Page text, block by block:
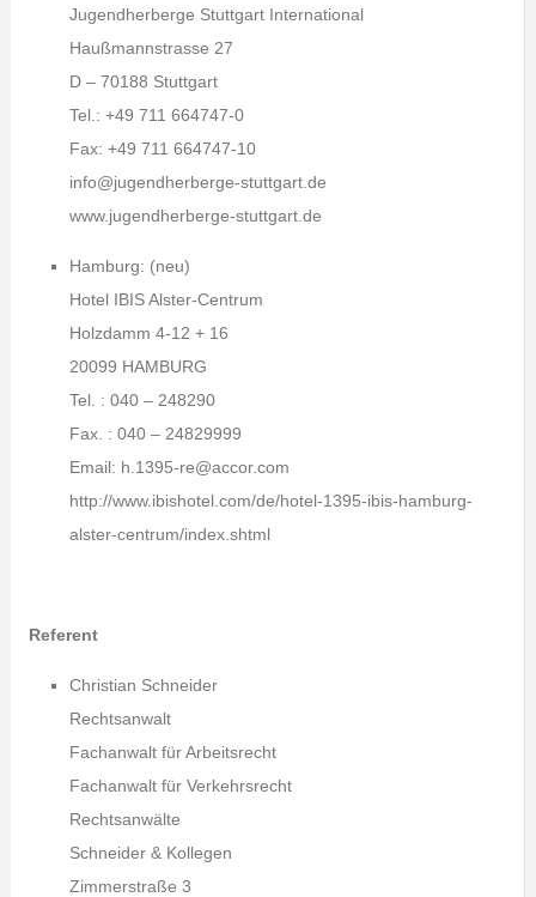
Jugendherberge Stuttgart International
Haußmannstrasse 27
D – 70188 Stuttgart
Tel.: +49 711 664747-0
Fax: +49 711 664747-10
info@jugendherberge-stuttgart.de
www.jugendherberge-stuttgart.de
Hamburg: (neu)
Hotel IBIS Alster-Centrum
Holzdamm 4-12 + 16
20099 HAMBURG
Tel. : 040 – 248290
Fax. : 040 – 24829999
Email: h.1395-re@accor.com
http://www.ibishotel.com/de/hotel-1395-ibis-hamburg-
alster-centrum/index.shtml
Referent
Christian Schneider
Rechtsanwalt
Fachanwalt für Arbeitsrecht
Fachanwalt für Verkehrsrecht
Rechtsanwälte
Schneider & Kollegen
Zimmerstraße 3